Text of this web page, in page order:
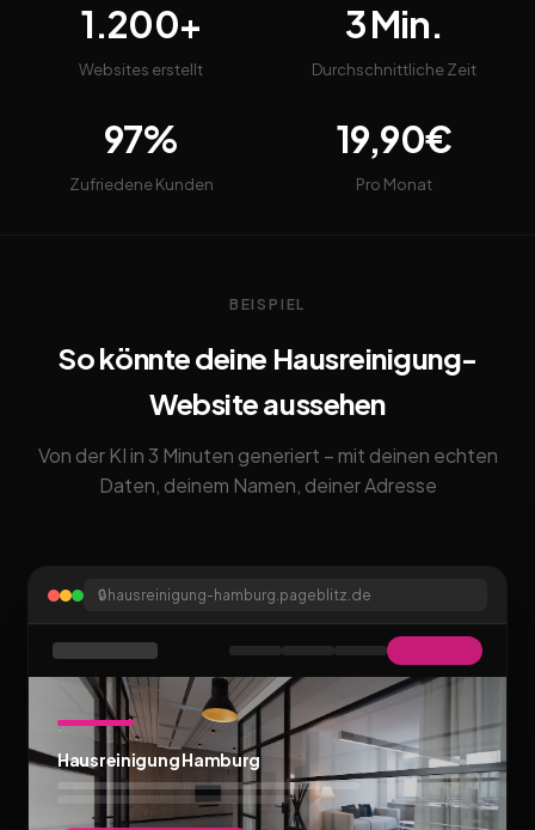
1.200+
Websites erstellt
3 Min.
Durchschnittliche Zeit
97%
Zufriedene Kunden
19,90€
Pro Monat
BEISPIEL
So könnte deine Hausreinigung-
Website aussehen
Von der KI in 3 Minuten generiert – mit deinen echten
Daten, deinem Namen, deiner Adresse
🔒 hausreinigung-hamburg.pageblitz.de
Hausreinigung Hamburg